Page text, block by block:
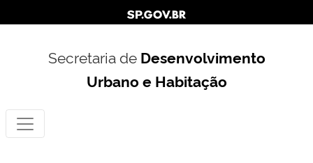
Secretaria de Desenvolvimento
Urbano e Habitação